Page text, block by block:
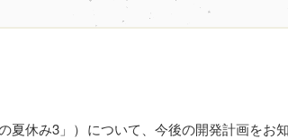
休み3」）について、今後の開発計画をお